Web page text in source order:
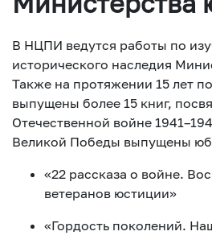
В НЦПИ ведутся работы по
исторического наследия
Также на протяжении 15 лет
выпущены более 15 книг,
Отечественной войне
Великой Победы выпущены
«22 рассказа о войне.
ветеранов юстиции»
«Гордость поколений.